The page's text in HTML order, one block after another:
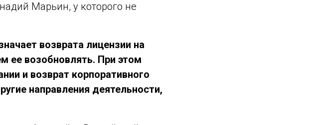
Марьин, у которого не
возврата лицензии на
ее возобновлять. При этом
и возврат корпоративного
направления деятельности,